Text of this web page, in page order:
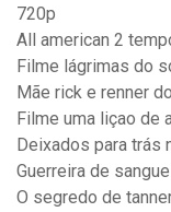
720p
All american 2
Filme lágrimas do
Mãe rick e renner
Filme uma liçao de
Deixados para trás
Guerreira de
O segredo de